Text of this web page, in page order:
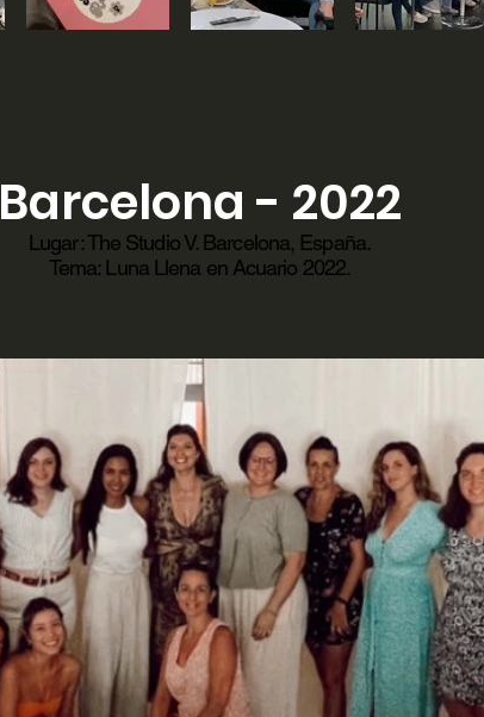
Barcelona - 2022
Lugar: The Studio V. Barcelona, España.
Tema: Luna Llena en Acuario 2022.